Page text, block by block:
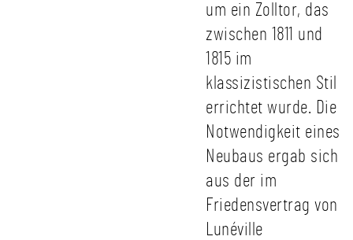
um ein Zolltor, das
zwischen 1811 und
1815 im
klassizistischen Stil
errichtet wurde. Die
Notwendigkeit eines
Neubaus ergab sich
aus der im
Friedensvertrag von
Lunéville